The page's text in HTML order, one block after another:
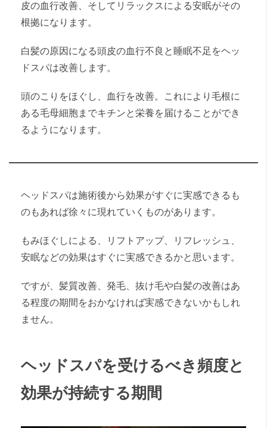
皮の血行改善、そしてリラックスによる安眠がその
根拠になります。
白髪の原因になる頭皮の血行不良と睡眠不足をヘッ
ドスパは改善します。
頭のこりをほぐし、血行を改善。これにより毛根に
ある毛母細胞までキチンと栄養を届けることができ
るようになります。
ヘッドスパは施術後から効果がすぐに実感できるも
のもあれば徐々に現れていくものがあります。
もみほぐしによる、リフトアップ、リフレッシュ、
安眠などの効果はすぐに実感できるかと思います。
ですが、髪質改善、発毛、抜け毛や白髪の改善はあ
る程度の期間をおかなければ実感できないかもしれ
ません。
ヘッドスパを受けるべき頻度と
効果が持続する期間